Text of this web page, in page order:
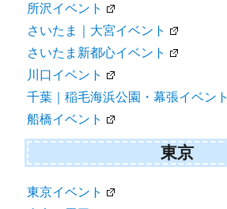
所沢イベント
さいたま｜大宮イベント
さいたま新都心イベント
川口イベント
千葉｜稲毛海浜公園・幕張イベント
船橋イベント
東京
東京イベント